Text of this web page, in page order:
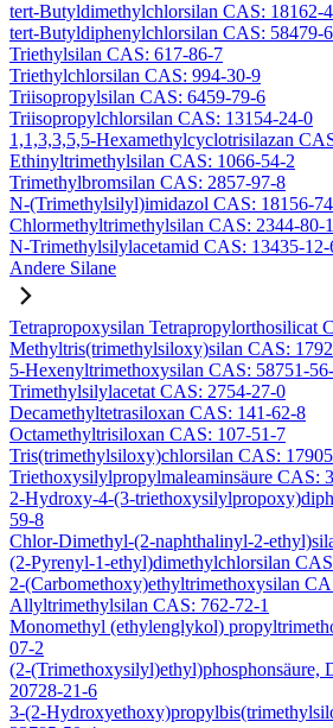
tert-Butyldimethylchlorsilan CAS: 18162-
tert-Butyldiphenylchlorsilan CAS: 58479-
Triethylsilan CAS: 617-86-7
Triethylchlorsilan CAS: 994-30-9
Triisopropylsilan CAS: 6459-79-6
Triisopropylchlorsilan CAS: 13154-24-0
1,1,3,3,5,5-Hexamethylcyclotrisilazan
Ethinyltrimethylsilan CAS: 1066-54-2
Trimethylbromsilan CAS: 2857-97-8
N-(Trimethylsilyl)imidazol CAS: 18156-
Chlormethyltrimethylsilan CAS: 2344-80-1
N-Trimethylsilylacetamid CAS: 13435-12-
Andere Silane
Tetrapropoxysilan Tetrapropylorthosilicat
Methyltris(trimethylsiloxy)silan CAS:
5-Hexenyltrimethoxysilan CAS: 58751-
Trimethylsilylacetat CAS: 2754-27-0
Decamethyltetrasiloxan CAS: 141-62-8
Octamethyltrisiloxan CAS: 107-51-7
Tris(trimethylsiloxy)chlorsilan CAS:
Triethoxysilylpropylmaleaminsäure CAS:
2-Hydroxy-4-(3-
59-8
Chlor-Dimethyl-(2-naphthalinyl-2-
(2-Pyrenyl-1-ethyl)dimethylchlorsilan
2-(Carbomethoxy)ethyltrimethoxysilan
Allyltrimethylsilan CAS: 762-72-1
Monomethyl (ethylenglykol)
07-2
(2-(Trimethoxysilyl)ethyl)phosphonsäure,
20728-21-6
3-(2-